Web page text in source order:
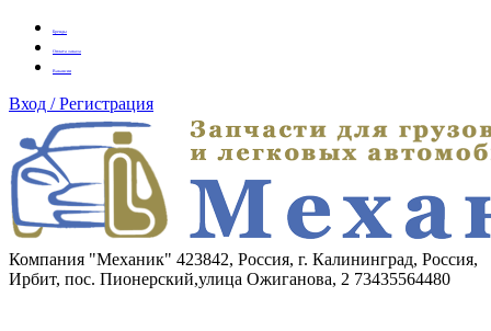
Бренды
Оплата заказа
Вакансии
Вход / Регистрация
Компания "Механик" 423842, Россия, г. Калининград, Россия,
Ирбит, пос. Пионерский,улица Ожиганова, 2 73435564480